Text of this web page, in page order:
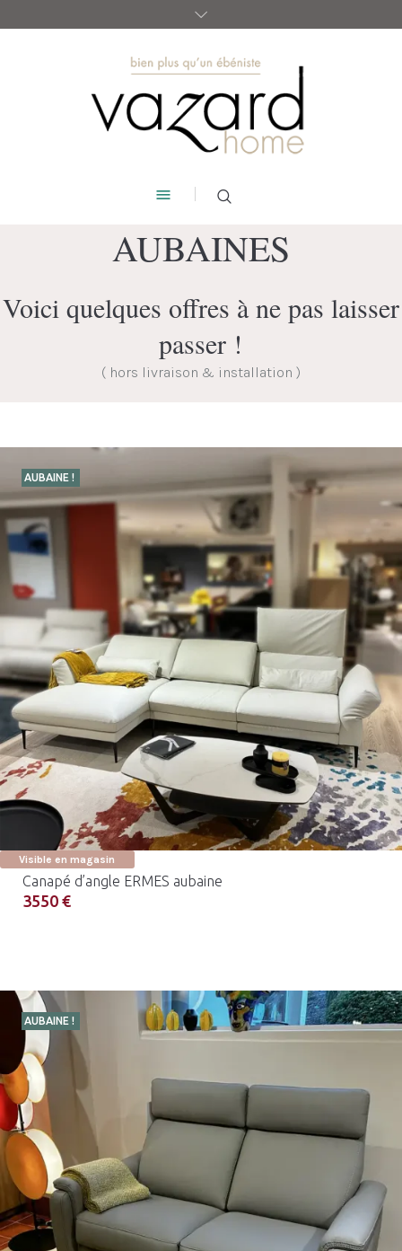
AUBAINES
Voici quelques offres à ne pas laisser
passer !
( hors livraison & installation )
AUBAINE !
Visible en magasin
Canapé d’angle ERMES aubaine
3550 €
AUBAINE !